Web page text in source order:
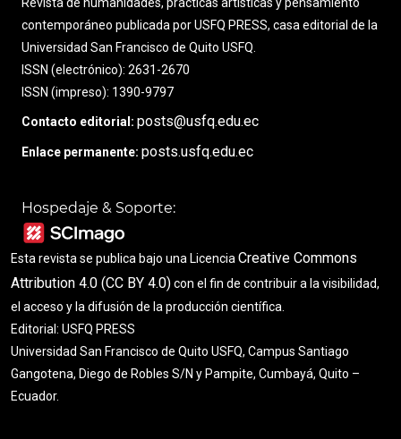
contemporáneo publicada por USFQ PRESS, casa editorial de la
Universidad San Francisco de Quito USFQ.
ISSN (electrónico): 2631-2670
ISSN (impreso): 1390-9797
Contacto editorial: posts@usfq.edu.ec
Enlace permanente: posts.usfq.edu.ec
Hospedaje & Soporte:
Esta revista se publica bajo una Licencia Creative Commons
Attribution 4.0 (CC BY 4.0)con el fin de contribuir a la visibilidad,
el acceso y la difusión de la producción científica.
Editorial: USFQ PRESS
Universidad San Francisco de Quito USFQ, Campus Santiago
Gangotena, Diego de Robles S/N y Pampite, Cumbayá, Quito –
Ecuador.